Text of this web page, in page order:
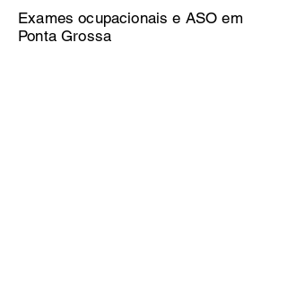
Exames ocupacionais e ASO em
Ponta Grossa